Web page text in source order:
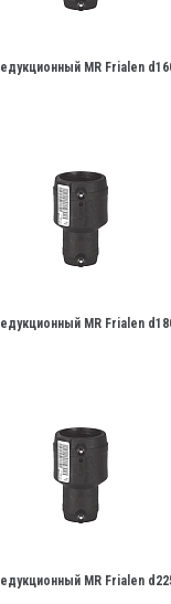
MR Frialen
MR Frialen
MR Frialen